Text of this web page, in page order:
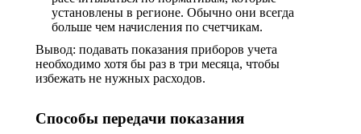
установлены в регионе. Обычно они всегда
больше чем начисления по счетчикам.
Вывод: подавать показания приборов учета
необходимо хотя бы раз в три месяца, чтобы
избежать не нужных расходов.
Способы передачи показания